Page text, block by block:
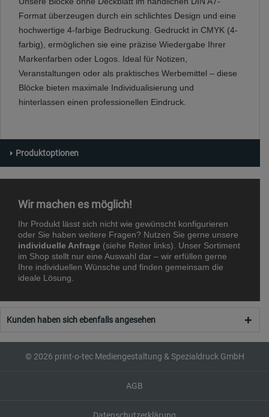
Format überzeugen durch ein schlichtes Design und eine
hochwertige 4-farbige Bedruckung. Gedruckt in CMYK (4-
farbig), ermöglichen sie eine präzise Wiedergabe Ihrer
Markenfarben oder Logos. Ideal für Notizen,
Veranstaltungen oder als praktisches Werbemittel – diese
Blöcke bieten maximale Individualisierung und
hinterlassen einen professionellen Eindruck.
Produktoptionen
Wir machen es möglich!
Ihr Produkt lässt sich nicht wie gewünscht konfigurieren
oder Sie haben weitere Fragen? Nutzen Sie gerne unsere
individuelle Anfrage (siehe Reiter links). Unser Sortiment
im Shop stellt nur eine Auswahl dar – wir erfüllen gerne
Ihre individuellen Wünsche und finden gemeinsam die
ideale Lösung.
Kunden haben sich ebenfalls angesehen
© 2026 print-o-tec Mediengestaltung & Spezialdruck GmbH
AGB